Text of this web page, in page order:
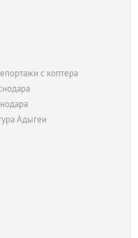
с коптера
Адыгеи